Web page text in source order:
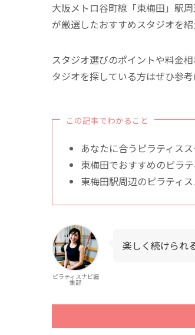
大阪メトロ谷町線「東梅田」駅
が厳選したおすすめスタジオを紹
スタジオ選びのポイントや料金
タジオを探している方はぜひ参考
この記事でわかること
あなたに合うピラティス
東梅田でおすすめのピラ
東梅田駅周辺のピラティ
ピラティスナビ編
集部
楽しく続けられ